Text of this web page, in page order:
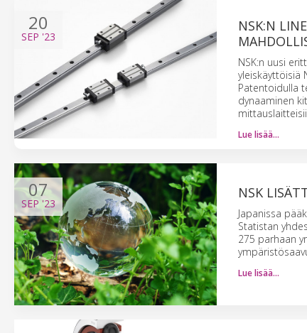
20
SEP '23
NSK:N
NSK:n uusi
yleiskäyttöisiä
Patentoidulla
dynaaminen
Lue lisää…
07
SEP '23
NSK
Japanissa
Statistan
275 parhaan
Lue lisää…